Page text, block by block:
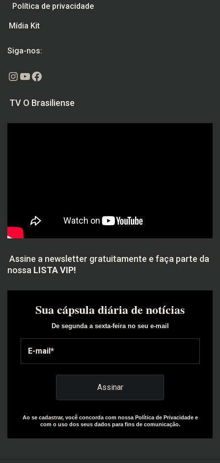
Política de privacidade
Mídia Kit
Siga-nos:
Instagram
Youtube
Facebook
TV O Brasiliense
Assine a newsletter gratuitamente e faça parte da
nossa LISTA VIP!
Sua cápsula diária de notícias
De segunda a sexta-feira no seu e-mail
Ao se cadastrar, você concorda com nossa Política de Privacidade e
com o uso dos seus dados para fins de comunicação.